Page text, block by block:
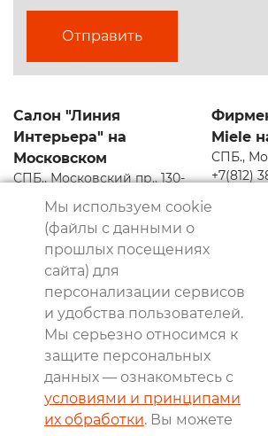
Отправить
Салон "Линия
Интерьера" на
Московском
СПБ., Московский пр., 130-
+7(812) 388-56-57
mos130@interior-line.ru
Miele
СПБ.,
+7(812)
© 2004-2026, Линия Интерьера. Все
Информация на сайте не является
Политика в отношении обработки
данных и согласие субъекта на
персональных данных
Реквизиты
8 800 550 66 34
Мы используем cookie
(файлы с данными о
прошлых посещениях
сайта) для
персонализации сервисов
и удобства пользователей.
Мы серьезно относимся к
защите персональных
данных — ознакомьтесь с
условиями и принципами
их обработки. Вы можете